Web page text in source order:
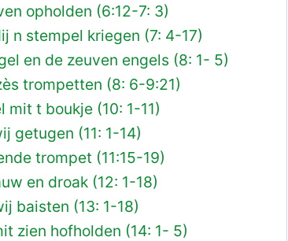
opholden (6:12-7: 3)
n stempel kriegen (7: 4-17)
en de zeuven engels (8: 1- 5)
trompetten (8: 6-9:21)
mit t boukje (10: 1-11)
getugen (11: 1-14)
trompet (11:15-19)
en droak (12: 1-18)
baisten (13: 1-18)
zien hofholden (14: 1- 5)